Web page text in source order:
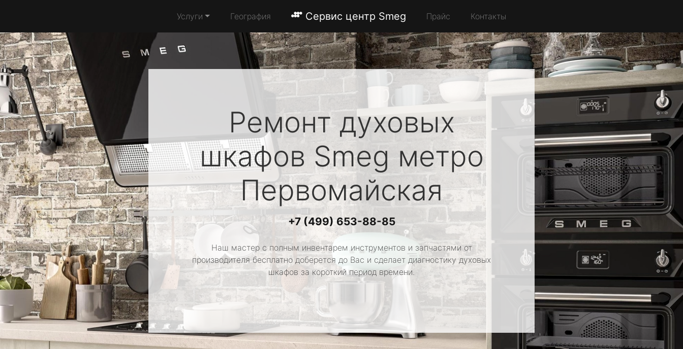
Услуги География Сервис центр Smeg Прайс Контакты
Ремонт духовых
шкафов Smeg метро
Первомайская
+7 (499) 653-88-85
Наш мастер с полным инвентарем инструментов и запчастями от
производителя бесплатно доберется до Вас и сделает диагностику духовых
шкафов за короткий период времени.